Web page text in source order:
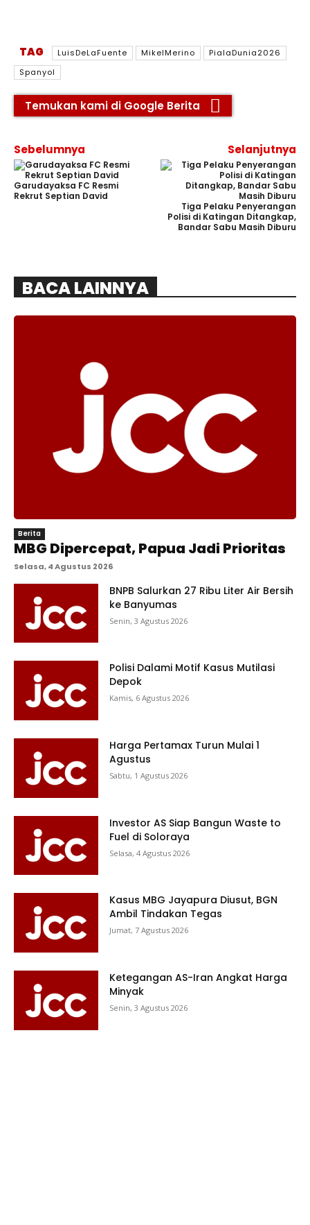
TAG LuisDeLaFuente MikelMerino
PialaDunia2026
Spanyol
Temukan kami di Google Berita
Sebelumnya
Garudayaksa FC Resmi
Rekrut Septian David
Selanjutnya
Tiga Pelaku Penyerangan
Polisi di Katingan Ditangkap,
Bandar Sabu Masih Diburu
BACA LAINNYA
Berita
MBG Dipercepat, Papua Jadi Prioritas
Selasa, 4 Agustus 2026
BNPB Salurkan 27 Ribu Liter Air Bersih
ke Banyumas
Senin, 3 Agustus 2026
Polisi Dalami Motif Kasus Mutilasi
Depok
Kamis, 6 Agustus 2026
Harga Pertamax Turun Mulai 1
Agustus
Sabtu, 1 Agustus 2026
Investor AS Siap Bangun Waste to
Fuel di Soloraya
Selasa, 4 Agustus 2026
Kasus MBG Jayapura Diusut, BGN
Ambil Tindakan Tegas
Jumat, 7 Agustus 2026
Ketegangan AS-Iran Angkat Harga
Minyak
Senin, 3 Agustus 2026